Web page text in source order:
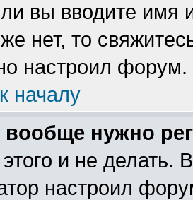
вы вводите
нет, то
настроил форум.
началу
нужно
и не делать.
настроил